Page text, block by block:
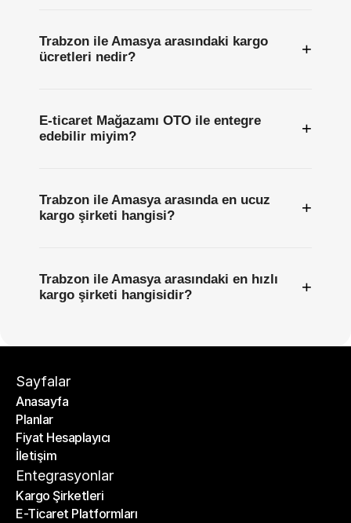
Trabzon ile Amasya arasındaki kargo
ücretleri nedir?
+
E-ticaret Mağazamı OTO ile entegre
edebilir miyim?
+
Trabzon ile Amasya arasında en ucuz
kargo şirketi hangisi?
+
Trabzon ile Amasya arasındaki en hızlı
kargo şirketi hangisidir?
+
Sayfalar
Anasayfa
Anasayfa
Planlar
Planlar
Fiyat Hesaplayıcı
Fiyat Hesaplayıcı
İletişim
İletişim
Entegrasyonlar
Kargo Şirketleri
Kargo Şirketleri
E-Ticaret Platformları